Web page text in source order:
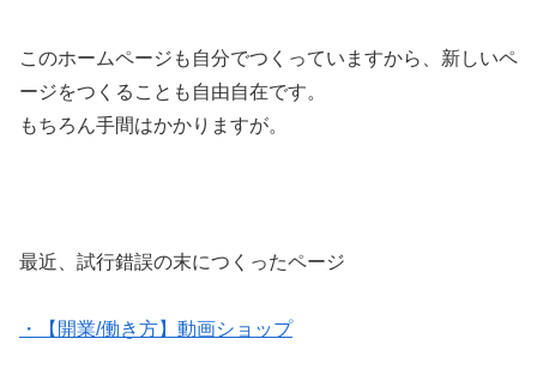
このホームページも自分でつくっていますから、新しいペ
ージをつくることも自由自在です。
もちろん手間はかかりますが。
最近、試行錯誤の末につくったページ
・【開業/働き方】動画ショップ